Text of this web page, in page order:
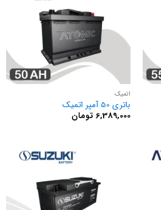
اتمیک
باتری 50 آمپر اتمیک
6,389,000 تومان